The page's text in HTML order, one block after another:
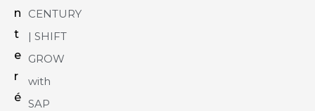
n
t
e
r
é
CENTURY
| SHIFT
GROW
with
SAP